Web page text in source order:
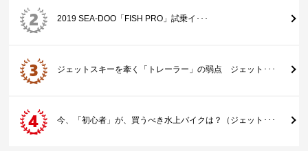
2019 SEA-DOO「FISH PRO」試乗イ･･･
ジェットスキーを牽く「トレーラー」の弱点 ジェット･･･
今、「初心者」が、買うべき水上バイクは？（ジェット･･･